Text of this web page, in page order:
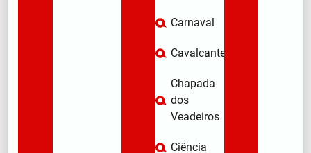
Carnaval
Cavalcante
Chapada
dos
Veadeiros
Ciência